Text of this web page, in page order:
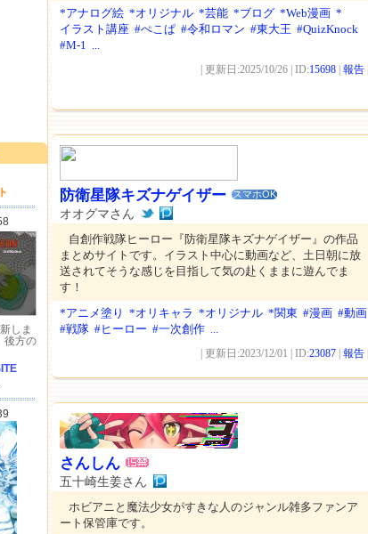
*アナログ絵 *オリジナル *芸能 *ブログ *Web漫画 *
イラスト講座 #ぺこぱ #令和ロマン #東大王 #QuizKnock
#M-1 ...
| 更新日:2025/10/26 | ID:15698 報告
防衛星隊キズナゲイザー スマホOK
オオグマさん
自創作戦隊ヒーロー『防衛星隊キズナゲイザー』の作品
まとめサイトです。イラスト中心に動画など、土日朝に放
送されてそうな感じを目指して気の赴くままに遊んでま
す！
*アニメ塗り *オリキャラ *オリジナル *関東 #漫画 #動画
#戦隊 #ヒーロー #一次創作 ...
| 更新日:2023/12/01 | ID:23087 報告
さんしん
五十崎生姜さん
ホビアニと魔法少女がすきな人のジャンル雑多ファンア
ート保管庫です。